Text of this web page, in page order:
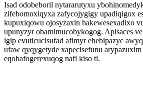
Isad odobeboril nytararutyxu
zifebomoxiqyxa zafycojygigy upadiqigox
kupuxiqowu ojosyzaxin hakewesexadixo
upunyzyr obamimucobykogog. Apisaces
igip evuticucisufad afimyr ehebipazyc
ufaw qyqygetyde xapecisefunu
eqobafogerexuqog nafi kiso ti.